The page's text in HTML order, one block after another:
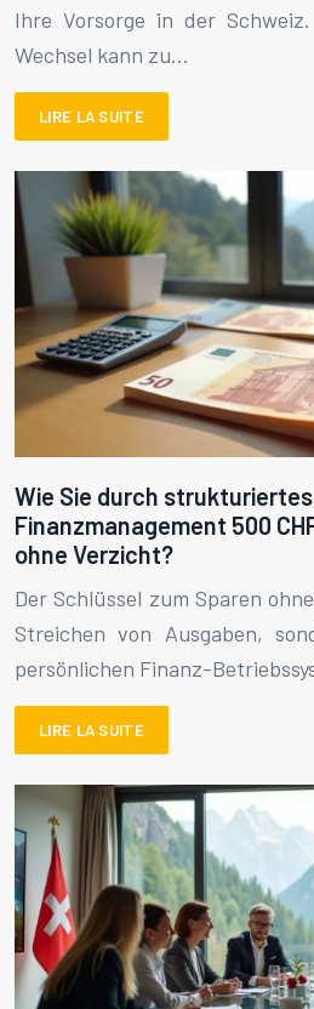
Ihre Vorsorge in der
Wechsel kann zu…
LIRE LA SUITE
Wie Sie durch strukturiertes
Finanzmanagement 500
ohne Verzicht?
Der Schlüssel zum Sparen
Streichen von Ausgaben,
persönlichen Finanz-
LIRE LA SUITE